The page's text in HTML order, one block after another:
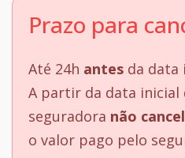
Prazo para
Até 24h antes da data
A partir da data inicial
seguradora não
o valor pago pelo